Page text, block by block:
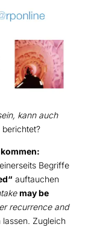
kann auch
Begriffe
auftauchen
may be
recurrence and
Zugleich